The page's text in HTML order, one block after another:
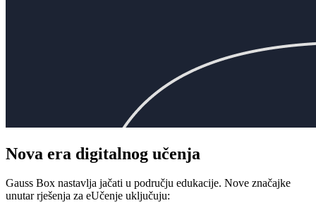
Nova era digitalnog učenja
Gauss Box nastavlja jačati u području edukacije. Nove značajke
unutar rješenja za eUčenje uključuju: